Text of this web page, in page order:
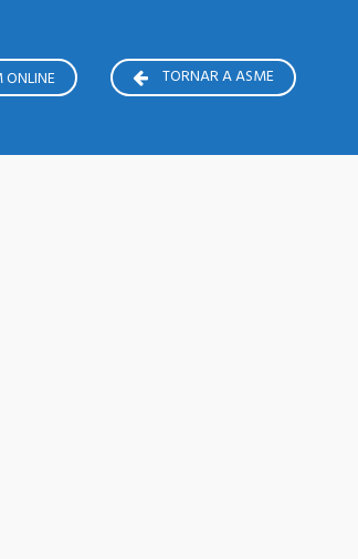
TORNAR A ASME